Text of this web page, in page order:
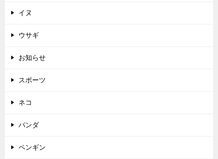
イヌ
ウサギ
お知らせ
スポーツ
ネコ
パンダ
ペンギン